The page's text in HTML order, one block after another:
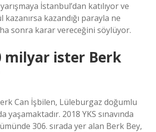
İstanbul’dan katılıyor ve
kazanırsa kazandığı parayla ne
sonra karar vereceğini söylüyor.
milyar ister Berk
Can İşbilen, Lüleburgaz doğumlu
yaşamaktadır. 2018 YKS sınavında
306. sırada yer alan Berk Bey,